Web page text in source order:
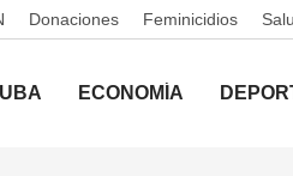
Donaciones Feminicidios
ECONOMÍA